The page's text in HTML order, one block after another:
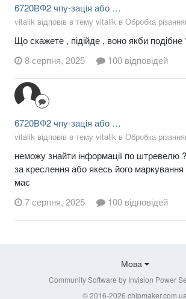
6720ВФ2 чпу-зація або …
vitalik відповів в тему vitalik в Обробка
Що скажете , підійде , воно якби подібне
8 серпня, 2025
100 відповідей
6720ВФ2 чпу-зація або …
vitalik відповів в тему vitalik в Обробка
неможу знайти інформації по штревелю
за креслення або якесь його маркування
має
7 серпня, 2025
100 відповідей
Мова
Community Software by Invision Power
© 2016-2026 chipmaker.com.ua